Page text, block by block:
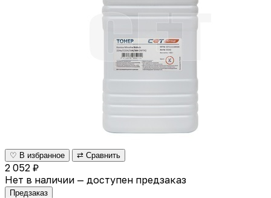
♡ В избранное ⇄ Сравнить
2 052 ₽
Нет в наличии — доступен предзаказ
Предзаказ